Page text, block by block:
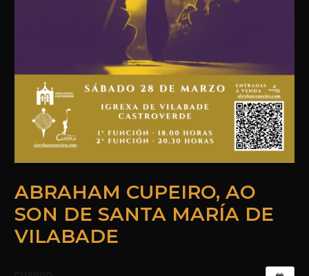
ABRAHAM CUPEIRO, AO
SON DE SANTA MARÍA DE
VILABADE